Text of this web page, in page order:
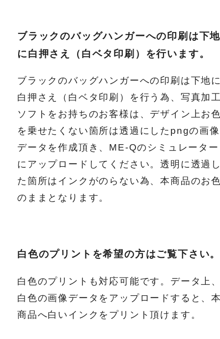
ブラックのバッグハンガーへの印刷は下
に白押さえ（白ベタ印刷）を行います。
ブラックのバッグハンガーへの印刷は下地
白押さえ（白ベタ印刷）を行う為、写真加
ソフトをお持ちのお客様は、デザイン上お
を乗せたくない箇所は透過にしたpngの画像
データを作成頂き、ME-Qのシミュレーター
にアップロードしてください。透明に透過
た箇所はインクがのらない為、本商品のお
のままとなります。
白色のプリントを希望の方はご覧下さい
白色のプリントも対応可能です。データ上
白色の画像データをアップロードすると、
商品へ白いインクをプリント頂けます。